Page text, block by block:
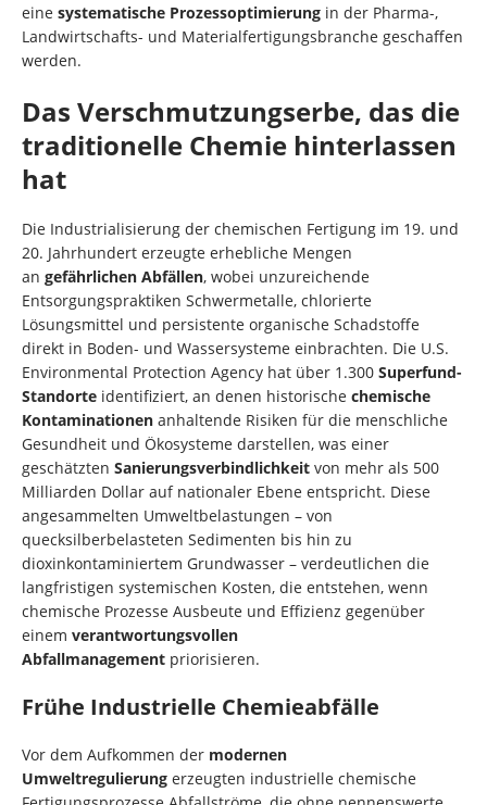
eine systematische Prozessoptimierung in der Pharma-,
Landwirtschafts- und Materialfertigungsbranche geschaffen
werden.
Das Verschmutzungserbe, das die
traditionelle Chemie hinterlassen
hat
Die Industrialisierung der chemischen Fertigung im 19. und
20. Jahrhundert erzeugte erhebliche Mengen
an gefährlichen Abfällen, wobei unzureichende
Entsorgungspraktiken Schwermetalle, chlorierte
Lösungsmittel und persistente organische Schadstoffe
direkt in Boden- und Wassersysteme einbrachten. Die U.S.
Environmental Protection Agency hat über 1.300 Superfund-
Standorte identifiziert, an denen historische chemische
Kontaminationen anhaltende Risiken für die menschliche
Gesundheit und Ökosysteme darstellen, was einer
geschätzten Sanierungsverbindlichkeit von mehr als 500
Milliarden Dollar auf nationaler Ebene entspricht. Diese
angesammelten Umweltbelastungen – von
quecksilberbelasteten Sedimenten bis hin zu
dioxinkontaminiertem Grundwasser – verdeutlichen die
langfristigen systemischen Kosten, die entstehen, wenn
chemische Prozesse Ausbeute und Effizienz gegenüber
einem verantwortungsvollen
Abfallmanagement priorisieren.
Frühe Industrielle Chemieabfälle
Vor dem Aufkommen der modernen
Umweltregulierung erzeugten industrielle chemische